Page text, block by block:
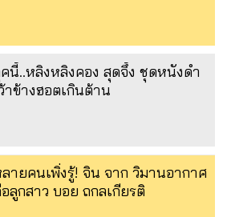
นี้..หลิงหลิงคอง สุดจึ้ง ชุดหนังดำ
าข้างฮอตเกินต้าน
ายคนเพิ่งรู้! จิน จาก วิมานอากาศ
ลูกสาว บอย ถกลเกียรติ